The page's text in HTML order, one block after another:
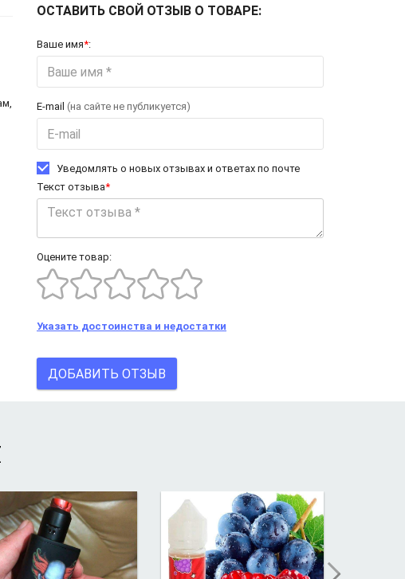
ОСТАВИТЬ СВОЙ ОТЗЫВ О ТОВАРЕ:
Ваше имя*:
E-mail (на сайте не публикуется)
Уведомлять о новых отзывах и ответах по почте
Текст отзыва*
Оцените товар:
Указать достоинства и недостатки
ДОБАВИТЬ ОТЗЫВ